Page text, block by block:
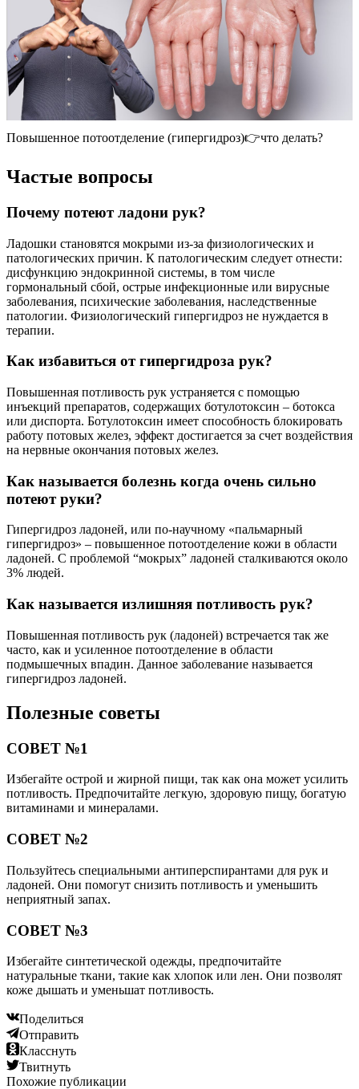
Повышенное потоотделение (гипергидроз)👉что делать?
Частые вопросы
Почему потеют ладони рук?
Ладошки становятся мокрыми из-за физиологических и
патологических причин. К патологическим следует отнести:
дисфункцию эндокринной системы, в том числе
гормональный сбой, острые инфекционные или вирусные
заболевания, психические заболевания, наследственные
патологии. Физиологический гипергидроз не нуждается в
терапии.
Как избавиться от гипергидроза рук?
Повышенная потливость рук устраняется с помощью
инъекций препаратов, содержащих ботулотоксин – ботокса
или диспорта. Ботулотоксин имеет способность блокировать
работу потовых желез, эффект достигается за счет воздействия
на нервные окончания потовых желез.
Как называется болезнь когда очень сильно
потеют руки?
Гипергидроз ладоней, или по-научному «пальмарный
гипергидроз» – повышенное потоотделение кожи в области
ладоней. С проблемой “мокрых” ладоней сталкиваются около
3% людей.
Как называется излишняя потливость рук?
Повышенная потливость рук (ладоней) встречается так же
часто, как и усиленное потоотделение в области
подмышечных впадин. Данное заболевание называется
гипергидроз ладоней.
Полезные советы
СОВЕТ №1
Избегайте острой и жирной пищи, так как она может усилить
потливость. Предпочитайте легкую, здоровую пищу, богатую
витаминами и минералами.
СОВЕТ №2
Пользуйтесь специальными антиперспирантами для рук и
ладоней. Они помогут снизить потливость и уменьшить
неприятный запах.
СОВЕТ №3
Избегайте синтетической одежды, предпочитайте
натуральные ткани, такие как хлопок или лен. Они позволят
коже дышать и уменьшат потливость.
Поделиться
Отправить
Класснуть
Твитнуть
Похожие публикации